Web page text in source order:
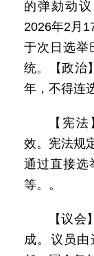
的弹劾动
2026年2月
于次日选举
统。【政治
年，不得连
【宪
效。宪法规
通过直接选
等。。
【议
成。议员